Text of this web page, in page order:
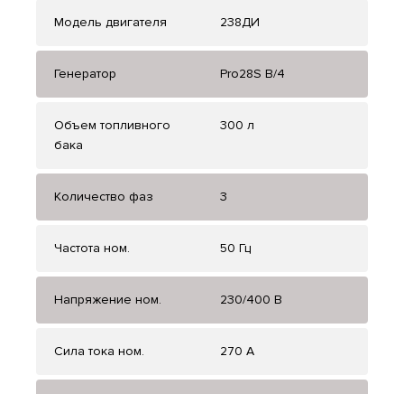
Модель двигателя 238ДИ
Генератор Pro28S B/4
Объем топливного
бака
300 л
Количество фаз 3
Частота ном. 50 Гц
Напряжение ном. 230/400 В
Сила тока ном. 270 А